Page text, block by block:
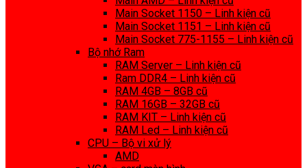
Main Socket 1150 – Linh kiện cũ
Main Socket 1151 – Linh kiện cũ
Main Socket 775-1155 – Linh kiện cũ
Bộ nhớ Ram
RAM Server – Linh kiện cũ
Ram DDR4 – Linh kiện cũ
RAM 4GB – 8GB cũ
RAM 16GB – 32GB cũ
RAM KIT – Linh kiện cũ
RAM Led – Linh kiện cũ
CPU – Bộ vi xử lý
AMD